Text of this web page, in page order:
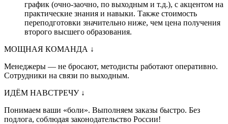
график (очно-заочно, по выходным и т.д.), с акцентом на
практические знания и навыки. Также стоимость
переподготовки значительно ниже, чем цена получения
второго высшего образования.
МОЩНАЯ КОМАНДА ↓
Менеджеры — не бросают, методисты работают оперативно.
Сотрудники на связи по выходным.
ИДЁМ НАВСТРЕЧУ ↓
Понимаем ваши «боли». Выполняем заказы быстро. Без
подлога, соблюдая законодательство России!